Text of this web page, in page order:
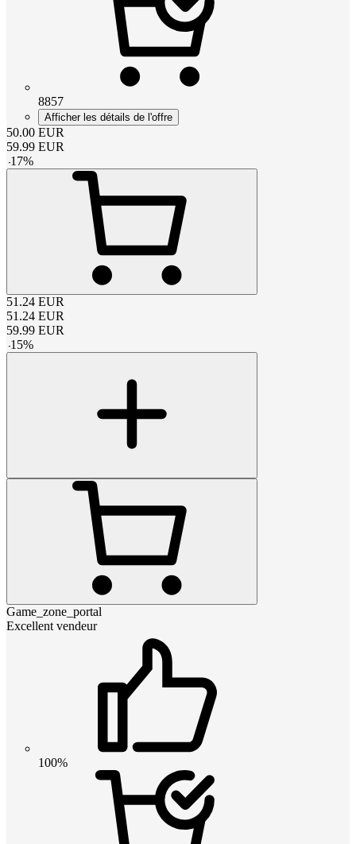
8857
Afficher les détails de l'offre
50.00 EUR
59.99 EUR
-17%
51.24 EUR
51.24 EUR
59.99 EUR
-15%
Game_zone_portal
Excellent vendeur
100%